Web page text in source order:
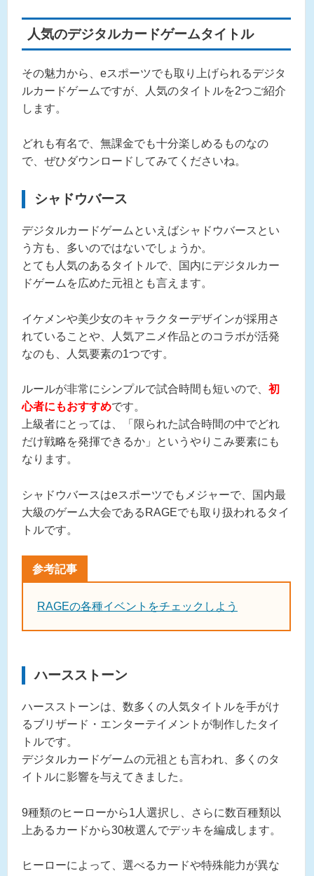
人気のデジタルカードゲームタイトル
その魅力から、eスポーツでも取り上げられるデジタ
ルカードゲームですが、人気のタイトルを2つご紹介
します。
どれも有名で、無課金でも十分楽しめるものなの
で、ぜひダウンロードしてみてくださいね。
シャドウバース
デジタルカードゲームといえばシャドウバースとい
う方も、多いのではないでしょうか。
とても人気のあるタイトルで、国内にデジタルカー
ドゲームを広めた元祖とも言えます。
イケメンや美少女のキャラクターデザインが採用さ
れていることや、人気アニメ作品とのコラボが活発
なのも、人気要素の1つです。
ルールが非常にシンプルで試合時間も短いので、 初
心者にもおすすめです。
上級者にとっては、「限られた試合時間の中でどれ
だけ戦略を発揮できるか」というやりこみ要素にも
なります。
シャドウバースはeスポーツでもメジャーで、国内最
大級のゲーム大会であるRAGEでも取り扱われるタイ
トルです。
RAGEの各種イベントをチェックしよう
ハースストーン
ハースストーンは、数多くの人気タイトルを手がけ
るブリザード・エンターテイメントが制作したタイ
トルです。
デジタルカードゲームの元祖とも言われ、多くのタ
イトルに影響を与えてきました。
9種類のヒーローから1人選択し、さらに数百種類以
上あるカードから30枚選んでデッキを編成します。
ヒーローによって、選べるカードや特殊能力が異な